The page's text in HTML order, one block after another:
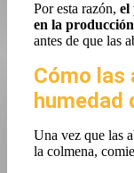
Por esta razón, el
en la
antes de que las
Cómo las
humedad
Una vez que las
la colmena,